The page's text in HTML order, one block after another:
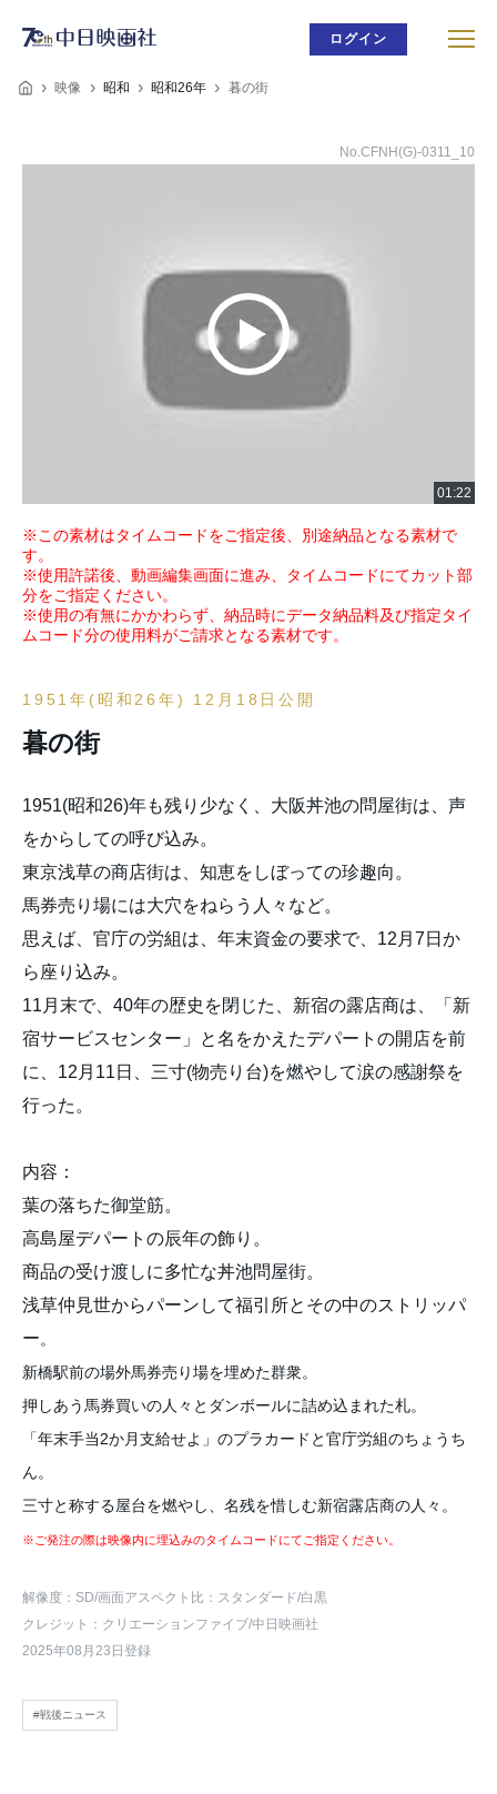
ログイン
映像 昭和 昭和26年 暮の街
No.CFNH(G)-0311_10
※この素材はタイムコードをご指定後、別途納品となる素材で
す。
※使用許諾後、動画編集画面に進み、タイムコードにてカット部
分をご指定ください。
※使用の有無にかかわらず、納品時にデータ納品料及び指定タイ
ムコード分の使用料がご請求となる素材です。
1951年(昭和26年) 12月18日公開
暮の街
1951(昭和26)年も残り少なく、大阪丼池の問屋街は、声
をからしての呼び込み。
東京浅草の商店街は、知恵をしぼっての珍趣向。
馬券売り場には大穴をねらう人々など。
思えば、官庁の労組は、年末資金の要求で、12月7日か
ら座り込み。
11月末で、40年の歴史を閉じた、新宿の露店商は、「新
宿サービスセンター」と名をかえたデパートの開店を前
に、12月11日、三寸(物売り台)を燃やして涙の感謝祭を
行った。
内容：
葉の落ちた御堂筋。
高島屋デパートの辰年の飾り。
商品の受け渡しに多忙な丼池問屋街。
浅草仲見世からパーンして福引所とその中のストリッパ
ー。
新橋駅前の場外馬券売り場を埋めた群衆。
押しあう馬券買いの人々とダンボールに詰め込まれた札。
「年末手当2か月支給せよ」のプラカードと官庁労組のちょうち
ん。
三寸と称する屋台を燃やし、名残を惜しむ新宿露店商の人々。
※ご発注の際は映像内に埋込みのタイムコードにてご指定ください。
解像度：SD/画面アスペクト比：スタンダード/白黒
クレジット：クリエーションファイブ/中日映画社
2025年08月23日登録
#戦後ニュース